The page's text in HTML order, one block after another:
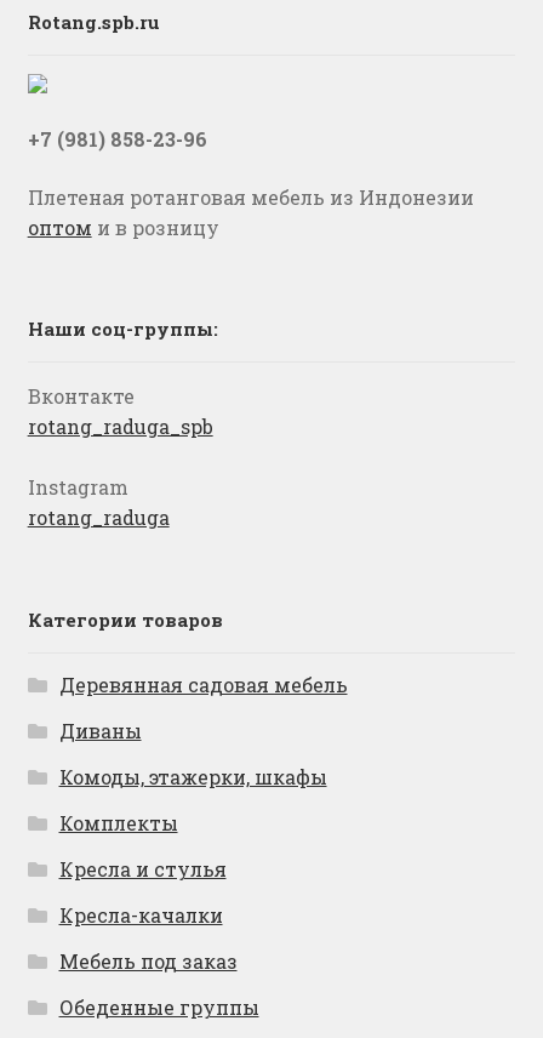
Rotang.spb.ru
+7 (981) 858-23-96
Плетеная ротанговая мебель из Индонезии
оптом и в розницу
Наши соц-группы:
Вконтакте
rotang_raduga_spb
Instagram
rotang_raduga
Категории товаров
Деревянная садовая мебель
Диваны
Комоды, этажерки, шкафы
Комплекты
Кресла и стулья
Кресла-качалки
Мебель под заказ
Обеденные группы